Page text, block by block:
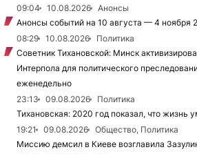
09:04
10.08.2026
Анонсы
Анонсы событий на 10 августа — 4 ноября
08:29
10.08.2026
Политика
Советник Тихановской: Минск
Интерпола для политического
еженедельно
23:13
09.08.2026
Политика
Тихановская: 2020 год показал, что жизнь
19:21
09.08.2026
Общество, Политика
Миссию демсил в Киеве возглавила